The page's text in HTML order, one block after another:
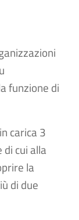
funzione di
carica 3
cui alla
la
di due